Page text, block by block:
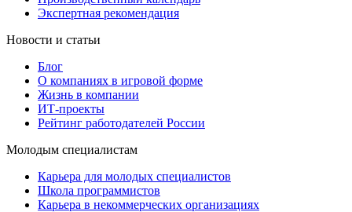
Экспертная рекомендация
Новости и статьи
Блог
О компаниях в игровой форме
Жизнь в компании
ИТ-проекты
Рейтинг работодателей России
Молодым специалистам
Карьера для молодых специалистов
Школа программистов
Карьера в некоммерческих организациях